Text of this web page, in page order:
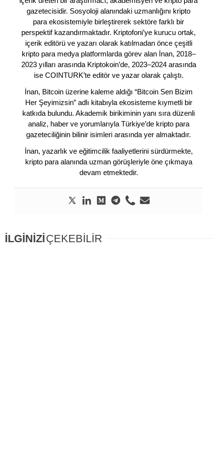
gazetecisidir. Sosyoloji alanındaki uzmanlığını kripto
para ekosistemiyle birleştirerek sektöre farklı bir
perspektif kazandırmaktadır. Kriptofoni’ye kurucu ortak,
içerik editörü ve yazarı olarak katılmadan önce çeşitli
kripto para medya platformlarda görev alan İnan, 2018–
2023 yılları arasında Kriptokoin’de, 2023–2024 arasında
ise COINTURK’te editör ve yazar olarak çalıştı.
İnan, Bitcoin üzerine kaleme aldığı “Bitcoin Sen Bizim
Her Şeyimizsin” adlı kitabıyla ekosisteme kıymetli bir
katkıda bulundu. Akademik birikiminin yanı sıra düzenli
analiz, haber ve yorumlarıyla Türkiye’de kripto para
gazeteciliğinin bilinir isimleri arasında yer almaktadır.
İnan, yazarlık ve eğitimcilik faaliyetlerini sürdürmekte,
kripto para alanında uzman görüşleriyle öne çıkmaya
devam etmektedir.
İLGİNİZİÇEKEBİLİR